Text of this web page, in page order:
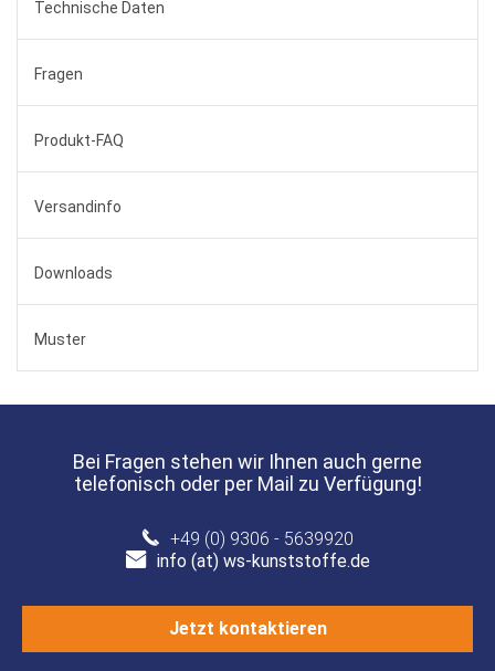
Technische Daten
Fragen
Produkt-FAQ
Versandinfo
Downloads
Muster
Bei Fragen stehen wir Ihnen auch gerne
telefonisch oder per Mail zu Verfügung!
+49 (0) 9306 - 5639920
info (at) ws-kunststoffe.de
Jetzt kontaktieren